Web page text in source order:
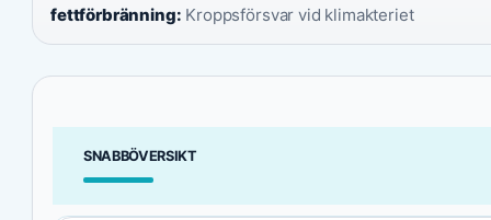
fettförbränning: Kroppsförsvar vid klimakteriet
SNABBÖVERSIKT